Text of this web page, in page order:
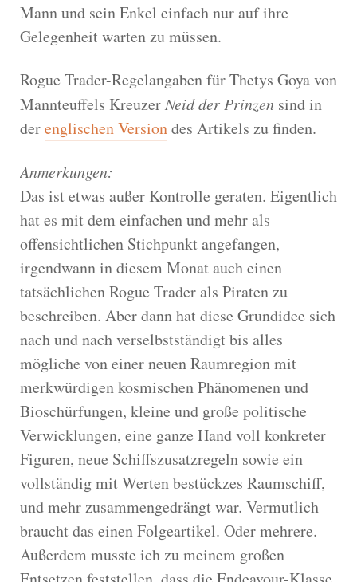
Mann und sein Enkel einfach nur auf ihre
Gelegenheit warten zu müssen.
Rogue Trader-Regelangaben für Thetys Goya von
Mannteuffels Kreuzer Neid der Prinzen sind in
derenglischen Versiondes Artikels zu finden.
Anmerkungen:
Das ist etwas außer Kontrolle geraten. Eigentlich
hat es mit dem einfachen und mehr als
offensichtlichen Stichpunkt angefangen,
irgendwann in diesem Monat auch einen
tatsächlichen Rogue Trader als Piraten zu
beschreiben. Aber dann hat diese Grundidee sich
nach und nach verselbstständigt bis alles
mögliche von einer neuen Raumregion mit
merkwürdigen kosmischen Phänomenen und
Bioschürfungen, kleine und große politische
Verwicklungen, eine ganze Hand voll konkreter
Figuren, neue Schiffszusatzregeln sowie ein
vollständig mit Werten bestückzes Raumschiff,
und mehr zusammengedrängt war. Vermutlich
braucht das einen Folgeartikel. Oder mehrere.
Außerdem musste ich zu meinem großen